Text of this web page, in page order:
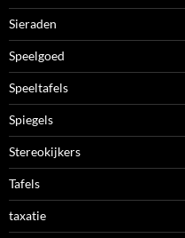
Sieraden
Speelgoed
Speeltafels
Spiegels
Stereokijkers
Tafels
taxatie